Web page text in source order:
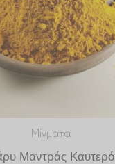
Μίγματα
Μαντράς Καυτερό